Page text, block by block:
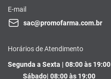
E-mail
sac@promofarma.com.br
Horários de Atendimento
Segunda a Sexta | 08:00 às 19:00
Sábado| 08:00 às 19:00